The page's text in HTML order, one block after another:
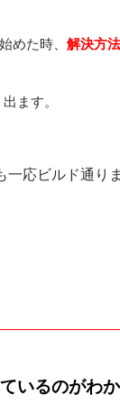
めた時、 解決方
ます。
一応ビルド通りま
いるのがわか